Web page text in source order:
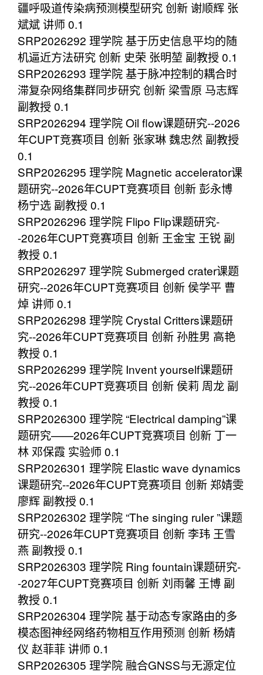
疆呼吸道传染病预测模型研究 创新 谢顺辉 张
斌斌 讲师 0.1
SRP2026292 理学院 基于历史信息平均的随
机逼近方法研究 创新 史荣 张明堃 副教授 0.1
SRP2026293 理学院 基于脉冲控制的耦合时
滞复杂网络集群同步研究 创新 梁雪原 马志辉
副教授 0.1
SRP2026294 理学院 Oil flow课题研究--2026
年CUPT竞赛项目 创新 张家琳 魏忠然 副教授
0.1
SRP2026295 理学院 Magnetic accelerator课
题研究--2026年CUPT竞赛项目 创新 彭永博
杨宁选 副教授 0.1
SRP2026296 理学院 Flipo Flip课题研究-
-2026年CUPT竞赛项目 创新 王金宝 王锐 副
教授 0.1
SRP2026297 理学院 Submerged crater课题
研究--2026年CUPT竞赛项目 创新 侯学平 曹
焯 讲师 0.1
SRP2026298 理学院 Crystal Critters课题研
究--2026年CUPT竞赛项目 创新 孙胜男 高艳
教授 0.1
SRP2026299 理学院 Invent yourself课题研
究--2026年CUPT竞赛项目 创新 侯莉 周龙 副
教授 0.1
SRP2026300 理学院 “Electrical damping”课
题研究——2026年CUPT竞赛项目 创新 丁一
林 邓保霞 实验师 0.1
SRP2026301 理学院 Elastic wave dynamics
课题研究--2026年CUPT竞赛项目 创新 郑婧雯
廖辉 副教授 0.1
SRP2026302 理学院 “The singing ruler ”课题
研究--2026年CUPT竞赛项目 创新 李玮 王雪
燕 副教授 0.1
SRP2026303 理学院 Ring fountain课题研究-
-2027年CUPT竞赛项目 创新 刘雨馨 王博 副
教授 0.1
SRP2026304 理学院 基于动态专家路由的多
模态图神经网络药物相互作用预测 创新 杨婧
仪 赵菲菲 讲师 0.1
SRP2026305 理学院 融合GNSS与无源定位